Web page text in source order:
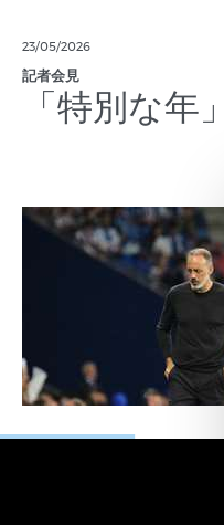
23/05/2026
記者会見
「特別な年」